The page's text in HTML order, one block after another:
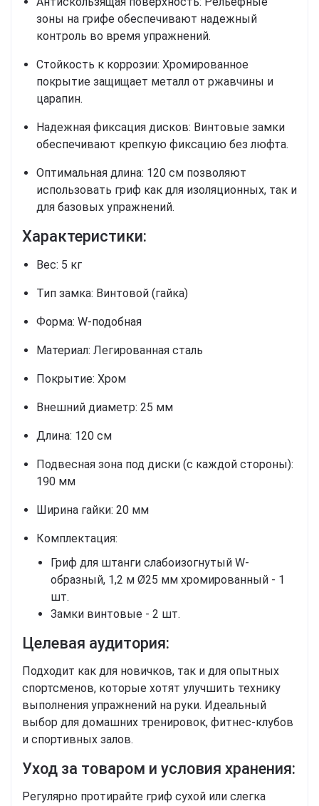
зоны на грифе обеспечивают надежный
контроль во время упражнений.
Стойкость к коррозии: Хромированное
покрытие защищает металл от ржавчины и
царапин.
Надежная фиксация дисков: Винтовые замки
обеспечивают крепкую фиксацию без люфта.
Оптимальная длина: 120 см позволяют
использовать гриф как для изоляционных, так и
для базовых упражнений.
Характеристики:
Вес: 5 кг
Тип замка: Винтовой (гайка)
Форма: W-подобная
Материал: Легированная сталь
Покрытие: Хром
Внешний диаметр: 25 мм
Длина: 120 см
Подвесная зона под диски (с каждой стороны):
190 мм
Ширина гайки: 20 мм
Комплектация:
Гриф для штанги слабоизогнутый W-
образный, 1,2 м Ø25 мм хромированный - 1
шт.
Замки винтовые - 2 шт.
Целевая аудитория:
Подходит как для новичков, так и для опытных
спортсменов, которые хотят улучшить технику
выполнения упражнений на руки. Идеальный
выбор для домашних тренировок, фитнес-клубов
и спортивных залов.
Уход за товаром и условия хранения:
Регулярно протирайте гриф сухой или слегка